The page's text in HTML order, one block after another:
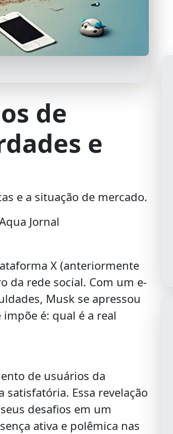
de
e
e a situação de mercado.
Jornal
X (anteriormente
da rede social. Com um e-
Musk se apressou
é: qual é a real
de usuários da
Essa revelação
desafios em um
ativa e polêmica nas